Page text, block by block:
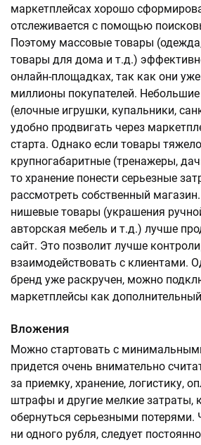
маркетплейсах хорошо
отслеживается с помощью
Поэтому массовые товары
товары для дома и т.д.)
онлайн-площадках, так как они
миллионы покупателей.
(елочные игрушки, купальники,
удобно продвигать через
старта. Однако если товары
крупногабаритные (тренажеры,
то хранение понести серьезные
рассмотреть собственный
нишевые товары (украшения
авторская мебель и т.д.) лучше
сайт. Это позволит лучше
взаимодействовать с клиентами.
бренд уже раскручен, можно
маркетплейсы как
Вложения
Можно стартовать с
придется очень внимательно
за приемку, хранение, логистику,
штрафы и другие мелкие затраты,
обернуться серьезными потерями.
ни одного рубля, следует